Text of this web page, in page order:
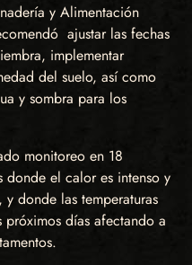
y Alimentación
ajustar las fechas
implementar
del suelo, así como
y sombra para los
monitoreo en 18
donde el calor es intenso y
donde las temperaturas
próximos días afectando a